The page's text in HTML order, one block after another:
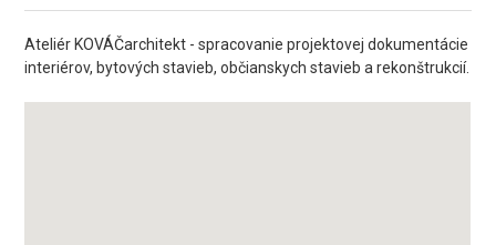
Ateliér KOVÁČarchitekt - spracovanie projektovej dokumentácie
interiérov, bytových stavieb, občianskych stavieb a rekonštrukcií.